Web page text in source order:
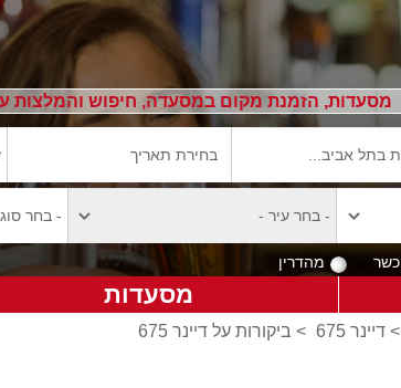
מסעדות, הזמנת מקום במסעדה, חיפוש והמלצות
כשר מהדרין
מסעדות
> דיינר 675 > ביקורות על דיינר 675